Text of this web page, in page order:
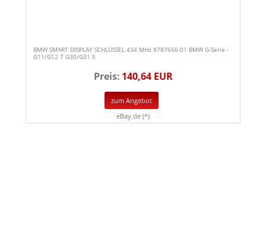
BMW SMART DISPLAY SCHLÜSSEL 434 MHz 8787656-01 BMW G-Serie -
G11/G12 7 G30/G31 5
Preis: 140,64 EUR
zum Angebot
eBay.de (*)